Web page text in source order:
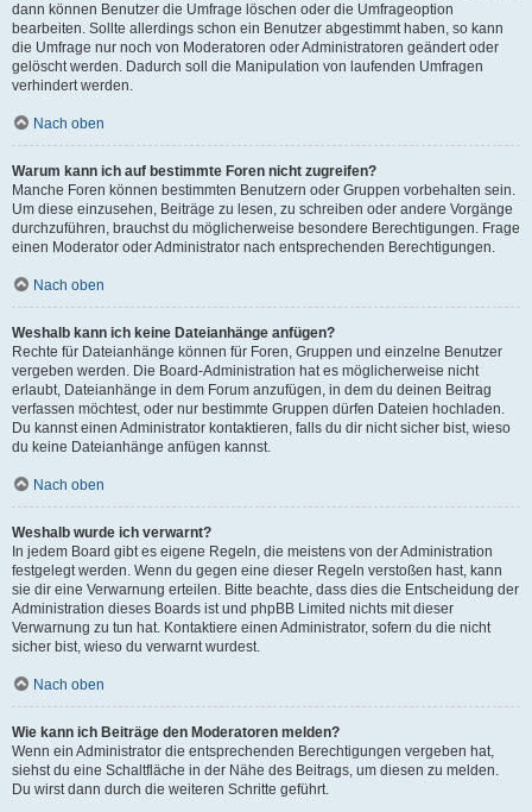
dann können Benutzer die Umfrage löschen oder die Umfrageoption
bearbeiten. Sollte allerdings schon ein Benutzer abgestimmt haben, so kann
die Umfrage nur noch von Moderatoren oder Administratoren geändert oder
gelöscht werden. Dadurch soll die Manipulation von laufenden Umfragen
verhindert werden.
Nach oben
Warum kann ich auf bestimmte Foren nicht zugreifen?
Manche Foren können bestimmten Benutzern oder Gruppen vorbehalten sein.
Um diese einzusehen, Beiträge zu lesen, zu schreiben oder andere Vorgänge
durchzuführen, brauchst du möglicherweise besondere Berechtigungen. Frage
einen Moderator oder Administrator nach entsprechenden Berechtigungen.
Nach oben
Weshalb kann ich keine Dateianhänge anfügen?
Rechte für Dateianhänge können für Foren, Gruppen und einzelne Benutzer
vergeben werden. Die Board-Administration hat es möglicherweise nicht
erlaubt, Dateianhänge in dem Forum anzufügen, in dem du deinen Beitrag
verfassen möchtest, oder nur bestimmte Gruppen dürfen Dateien hochladen.
Du kannst einen Administrator kontaktieren, falls du dir nicht sicher bist, wieso
du keine Dateianhänge anfügen kannst.
Nach oben
Weshalb wurde ich verwarnt?
In jedem Board gibt es eigene Regeln, die meistens von der Administration
festgelegt werden. Wenn du gegen eine dieser Regeln verstoßen hast, kann
sie dir eine Verwarnung erteilen. Bitte beachte, dass dies die Entscheidung der
Administration dieses Boards ist und phpBB Limited nichts mit dieser
Verwarnung zu tun hat. Kontaktiere einen Administrator, sofern du die nicht
sicher bist, wieso du verwarnt wurdest.
Nach oben
Wie kann ich Beiträge den Moderatoren melden?
Wenn ein Administrator die entsprechenden Berechtigungen vergeben hat,
siehst du eine Schaltfläche in der Nähe des Beitrags, um diesen zu melden.
Du wirst dann durch die weiteren Schritte geführt.